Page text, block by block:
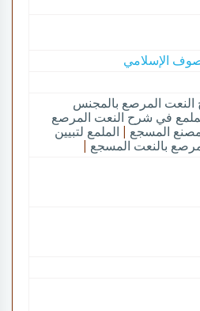
النعت المرصع بالمجنس
في شرح النعت المرصع
المسجع
الملمع لتبيين
بالنعت المسجع